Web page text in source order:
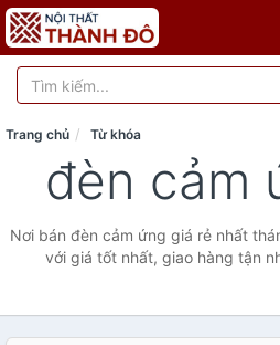
Trang chủ Từ khóa
đèn cảm
Nơi bán đèn cảm ứng giá rẻ nhất
với giá tốt nhất, giao hàng tận